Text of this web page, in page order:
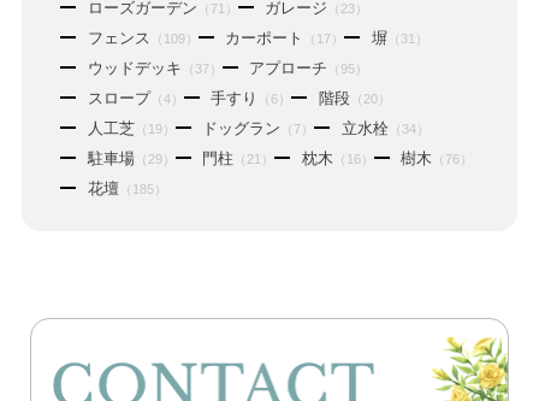
ローズガーデン （71） ガレージ （23）
フェンス （109） カーポート （17） 塀（31）
ウッドデッキ （37） アプローチ （95）
スロープ（4） 手すり （6） 階段（20）
人工芝（19） ドッグラン （7） 立水栓（34）
駐車場（29） 門柱 （21） 枕木 （16） 樹木 （76）
花壇 （185）